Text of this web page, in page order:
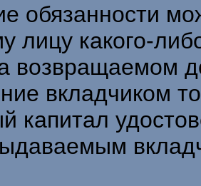
обязанности
лицу какого-
возвращаемом
вкладчиком
капитал